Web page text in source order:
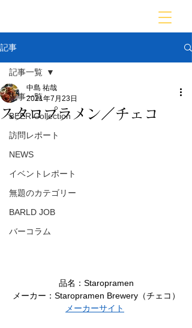
記事
記事一覧
BEER Collection
訪問レポート
NEWS
イベントレポート
無題のカテゴリー
BARLD JOB
バーコラム
記事一覧
スタロプラメン／チェコ
中島 祐哉
2021年7月23日
品名：Staropramen
メーカー：Staropramen Brewery（チェコ）
メーカーサイト